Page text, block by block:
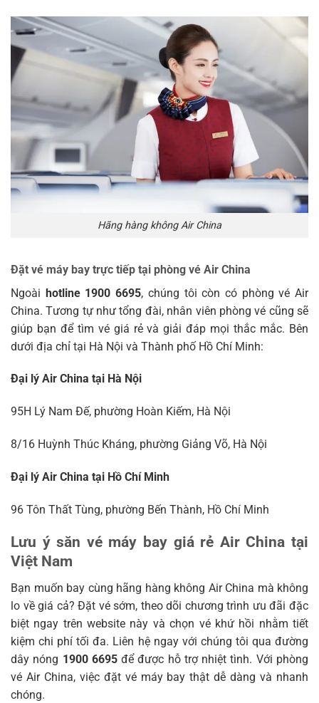
Hãng hàng không Air China
Đặt vé máy bay trực tiếp tại phòng vé Air China
Ngoài hotline 1900 6695, chúng tôi còn có phòng vé Air
China. Tương tự như tổng đài, nhân viên phòng vé cũng sẽ
giúp bạn để tìm vé giá rẻ và giải đáp mọi thắc mắc. Bên
dưới địa chỉ tại Hà Nội và Thành phố Hồ Chí Minh:
Đại lý Air China tại Hà Nội
95H Lý Nam Đế, phường Hoàn Kiếm, Hà Nội
8/16 Huỳnh Thúc Kháng, phường Giảng Võ, Hà Nội
Đại lý Air China tại Hồ Chí Minh
96 Tôn Thất Tùng, phường Bến Thành, Hồ Chí Minh
Lưu ý săn vé máy bay giá rẻ Air China tại
Việt Nam
Bạn muốn bay cùng hãng hàng không Air China mà không
lo về giá cả? Đặt vé sớm, theo dõi chương trình ưu đãi đặc
biệt ngay trên website này và chọn vé khứ hồi nhằm tiết
kiệm chi phí tối đa. Liên hệ ngay với chúng tôi qua đường
dây nóng 1900 6695để được hỗ trợ nhiệt tình. Với phòng
vé Air China, việc đặt vé máy bay thật dễ dàng và nhanh
chóng.